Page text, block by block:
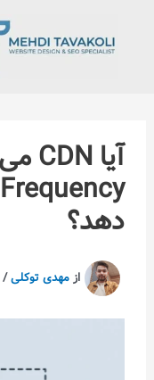
دهد؟
از مهدی توکلی/